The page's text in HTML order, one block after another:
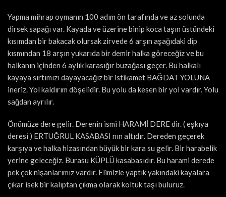
Yapma mihrap oymanın 100 adım ön tarafında ve az solunda
dirsek sapağı var. Kayada ve üzerine binip koca taşın üstündeki
kısımdan bir bakacak olursak zirvede 6 arşın aşağıdaki dip
kısmından 18 arşın yukarıda bir demir halka göreceğiz ve bu
halkanın içinden 6 aylık karasığır buzağası geçer. Bu halkalı
kayaya sırtımızı dayayacağız bir istikamet BAĞDAT YOLUNA
ineriz. Yol kaldırım döşelidir. Bu yolu da kesen bir yol vardır. Yolu
sağdan ayrılır.
Önümüze dere gelir. Derenin ismi HARAMİ DERE dir. ( eşkıya
deresi ) ERTUĞRUL KASABASI nın altıdır. Dereden geçerek
karşıya ve halka hizasından büyük bir kara su gelir. Bir harabelik
yerine geleceğiz. Burasu KÜPLÜ kasabasıdır. Bu harami derede
pek çok nişanlarımız vardır. Elimizle yaptık yakındaki kayalara
çıkar isek bir kalıptan çıkma olarak koltuk taşı buluruz.